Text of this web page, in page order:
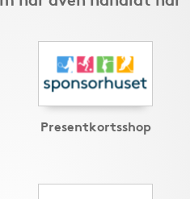
Presentkortsshop